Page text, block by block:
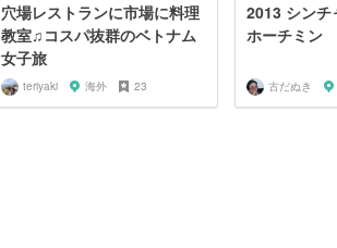
穴場レストランに市場に料理
教室♫コスパ抜群のベトナム
女子旅
teriyaki 海外 23
2013 シンチ
ホーチミン
古だぬき